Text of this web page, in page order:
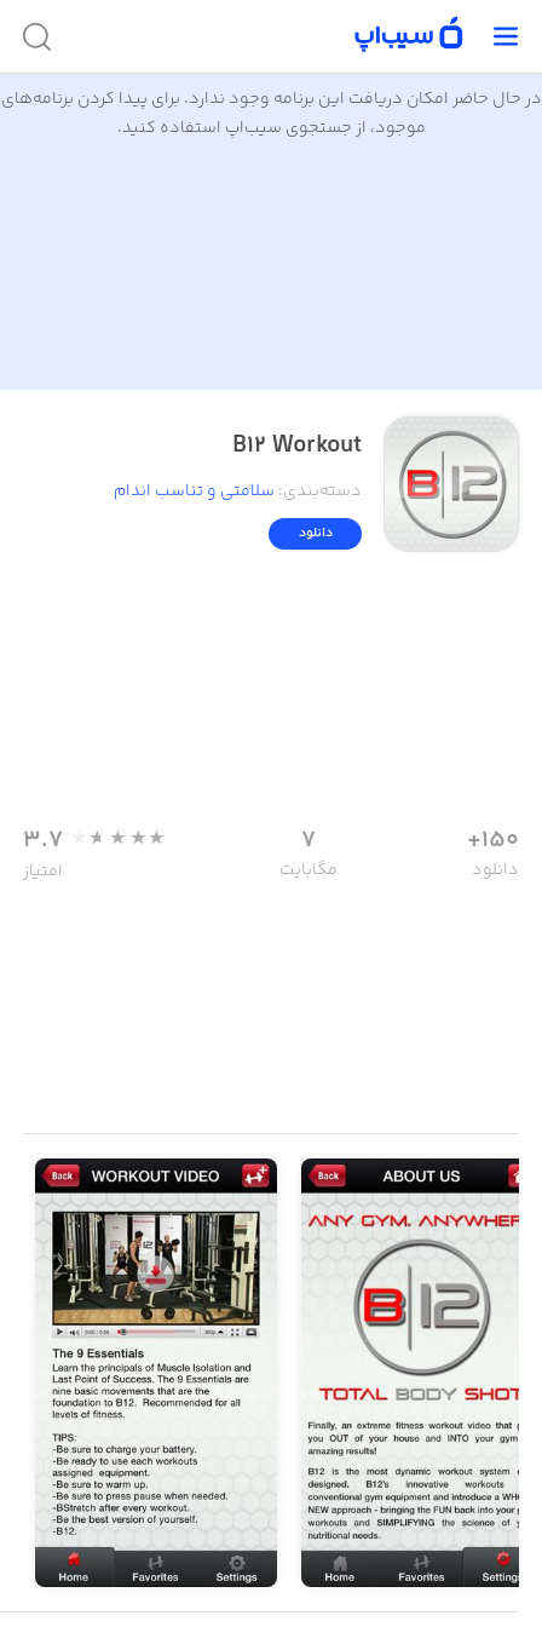
در حال حاضر امکان دریافت این برنامه وجود ندارد. برای پیدا کردن برنامه‌های
موجود، از جستجوی سیب‌اپ استفاده کنید.
B12 Workout
دسته‌بندی: سلامتی و تناسب اندام
دانلود
150+
دانلود
7
مگابایت
3.7
امتیاز